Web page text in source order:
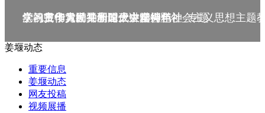
庆祝中华人民共和国成立75周年
学习贯彻党的二十届三中全会精神_专题
党的二十大精神理论大讲堂--理论
学习宣传贯彻党的二十大精神
学习贯彻习近平新时代中国特色社会主义思想主题
姜堰动态
重要信息
姜堰动态
网友投稿
视频展播